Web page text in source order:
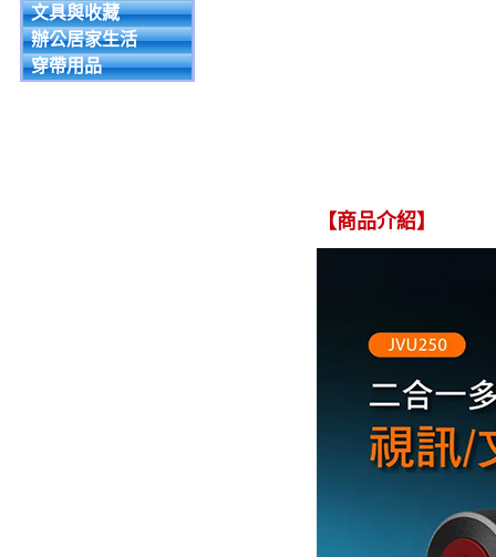
文具與收藏
辦公居家生活
穿帶用品
【商品介紹】